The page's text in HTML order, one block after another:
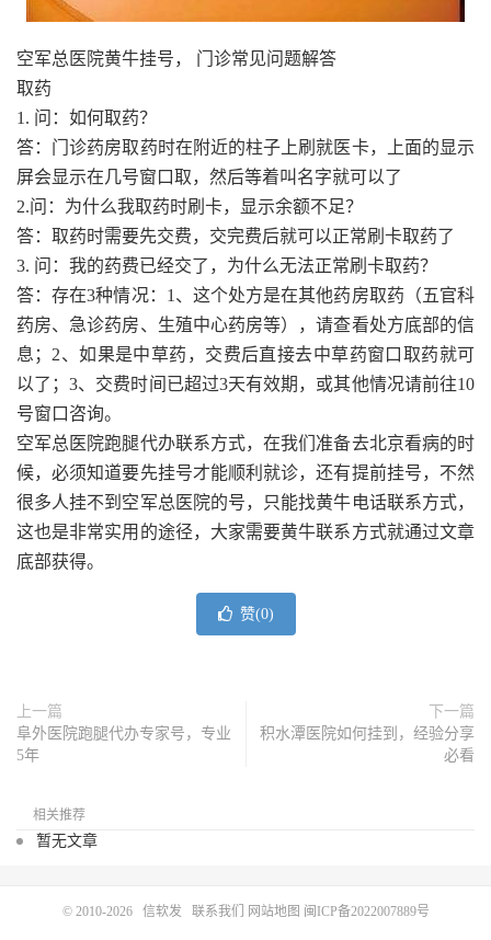
空军总医院黄牛挂号， 门诊常见问题解答
取药
1. 问：如何取药？
答：门诊药房取药时在附近的柱子上刷就医卡，上面的显示
屏会显示在几号窗口取，然后等着叫名字就可以了
2.问：为什么我取药时刷卡，显示余额不足？
答：取药时需要先交费，交完费后就可以正常刷卡取药了
3. 问：我的药费已经交了，为什么无法正常刷卡取药？
答：存在3种情况：1、这个处方是在其他药房取药（五官科
药房、急诊药房、生殖中心药房等），请查看处方底部的信
息；2、如果是中草药，交费后直接去中草药窗口取药就可
以了；3、交费时间已超过3天有效期，或其他情况请前往10
号窗口咨询。
空军总医院跑腿代办联系方式，在我们准备去北京看病的时
候，必须知道要先挂号才能顺利就诊，还有提前挂号，不然
很多人挂不到空军总医院的号，只能找黄牛电话联系方式，
这也是非常实用的途径，大家需要黄牛联系方式就通过文章
底部获得。
赞(0)
上一篇
阜外医院跑腿代办专家号，专业
5年
下一篇
积水潭医院如何挂到，经验分享
必看
相关推荐
暂无文章
© 2010-2026 信软发 联系我们 网站地图 闽ICP备2022007889号